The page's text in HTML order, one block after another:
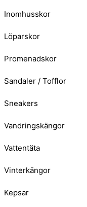
Inomhusskor
Löparskor
Promenadskor
Sandaler / Tofflor
Sneakers
Vandringskängor
Vattentäta
Vinterkängor
Kepsar